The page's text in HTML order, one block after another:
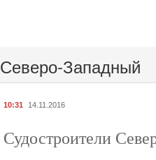
Северо-Западный
10:31 14.11.2016
Судостроители